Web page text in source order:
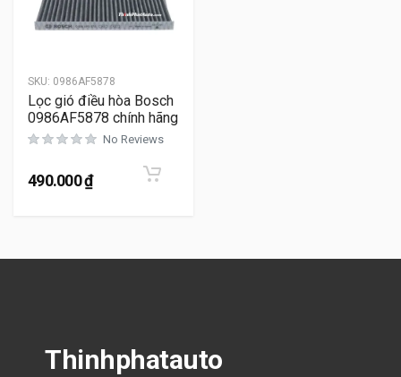
SKU: 0986AF5878
Lọc gió điều hòa Bosch
0986AF5878 chính hãng
No Reviews
490.000₫
Thinhphatauto